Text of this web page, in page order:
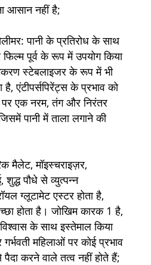
आसान नहीं है;
पानी के प्रतिरोध के साथ
पूर्व के रूप में उपयोग किया
स्टेबलाइजर के रूप में भी
एंटीपर्सपिरेंट्स के प्रभाव को
पर एक नरम, तंग और निरंतर
पानी में ताला लगाने की
मैलेट, मॉइस्चराइज़र,
शुद्ध पौधे से व्युत्पन्न
ग्लूटामेट एस्टर होता है,
होता है। जोखिम कारक 1 है,
के साथ इस्तेमाल किया
महिलाओं पर कोई प्रभाव
करने वाले तत्व नहीं होते हैं;